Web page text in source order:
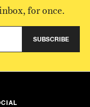
for once.
SUBSCRIBE